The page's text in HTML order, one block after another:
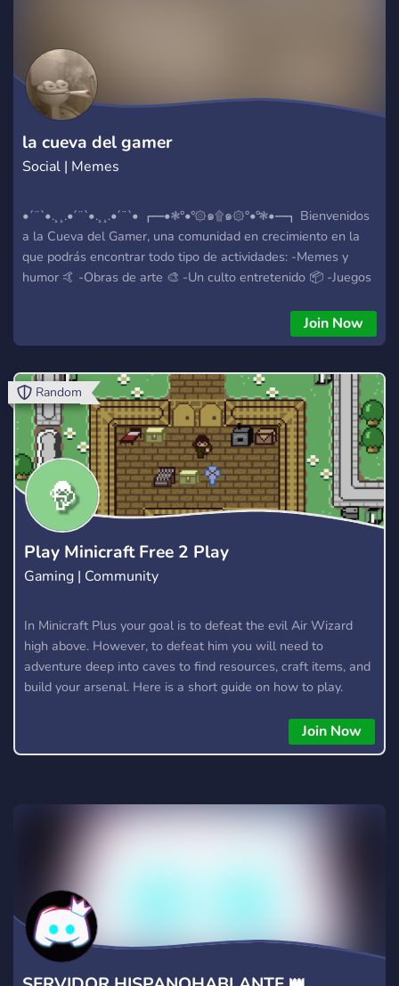
la cueva del gamer
Social | Memes
•´¨`•.¸¸.•´¨`•.¸¸.•´¨`• ┏━•❃°•°۞๑۩๑۞°•°❃•━┓ Bienvenidos
a la Cueva del Gamer, una comunidad en crecimiento en la
que podrás encontrar todo tipo de actividades: -Memes y
humor 🤙 -Obras de arte 🎨 -Un culto entretenido 📦 -Juegos
socialización, gracias al cual podrás encontrar tranquilidad e
incluso nuevos amigos 🫂 También buscamos mods
una asociación que acepta todo tipo de sugerencias, ya qur
así podemos mejorar entre todos. ¿A qué esperas? Únete y
pasa un buen rato entre colegas. ┗━•❃°•°۞๑۩๑۞°•°❃•━┛ •
´¨`•.¸¸.•´¨`•.¸¸.•´¨`•.¸¸.•´¨`•.¸¸.•
Join Now
Play Minicraft Free 2 Play
Gaming | Community
In Minicraft Plus your goal is to defeat the evil Air Wizard
high above. However, to defeat him you will need to
adventure deep into caves to find resources, craft items, and
build your arsenal. Here is a short guide on how to play.
Join Now
Random